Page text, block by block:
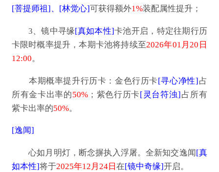
[菩提师祖]、[林觉心]可获得额外1%装配属性提升；
3、镜中寻缘[真如本性]卡池开启，特定往期行历
卡限时概率提升，本期卡池将持续至2026年01月20日
12:00。
本期概率提升行历卡：金色行历卡[寻心净性]占
所有金卡出率的50%；紫色行历卡[灵台符浊]占所有
紫卡出率的50%。
[逸闻]
心如月明灯，断念摒执入浮屠。全新知交逸闻 [真
如本性]将于2025年12月24日 在[镜中奇缘]开启。